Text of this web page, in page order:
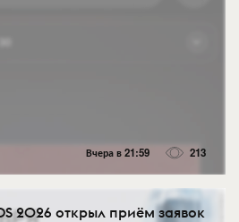
Вчера в 21:59 213
2026 открыл приём заявок